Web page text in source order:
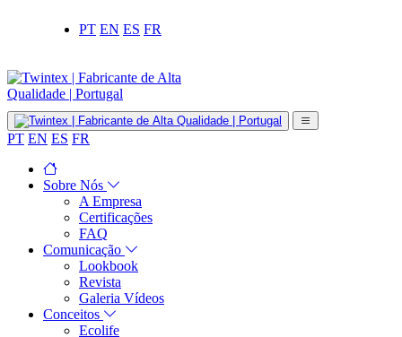
PT EN ES FR
PT EN ES FR
Sobre Nós
A Empresa
Certificações
FAQ
Comunicação
Lookbook
Revista
Galeria Vídeos
Conceitos
Ecolife